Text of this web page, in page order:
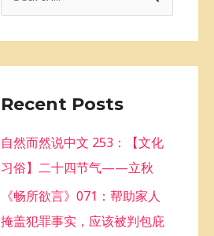
c
f
o
:
Recent Posts
自然而然说中文 253：【文化
习俗】二十四节气——立秋
《畅所欲言》071：帮助家人
掩盖犯罪事实，应该被判包庇